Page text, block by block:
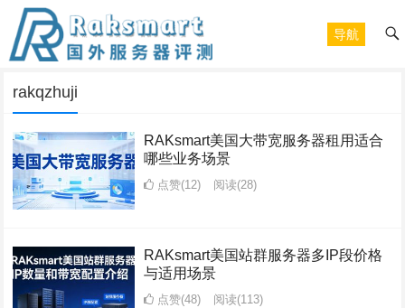
导航
rakqzhuji
RAKsmart美国大带宽服务器租用适合
哪些业务场景
点赞(12) 阅读(28)
RAKsmart美国站群服务器多IP段价格
与适用场景
点赞(48) 阅读(113)